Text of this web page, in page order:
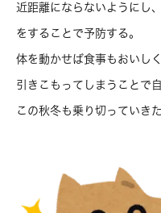
近距離にならないようにし
をすることで予防する。
体を動かせば食事もおいし
引きこもってしまうことで
この秋冬も乗り切っていき